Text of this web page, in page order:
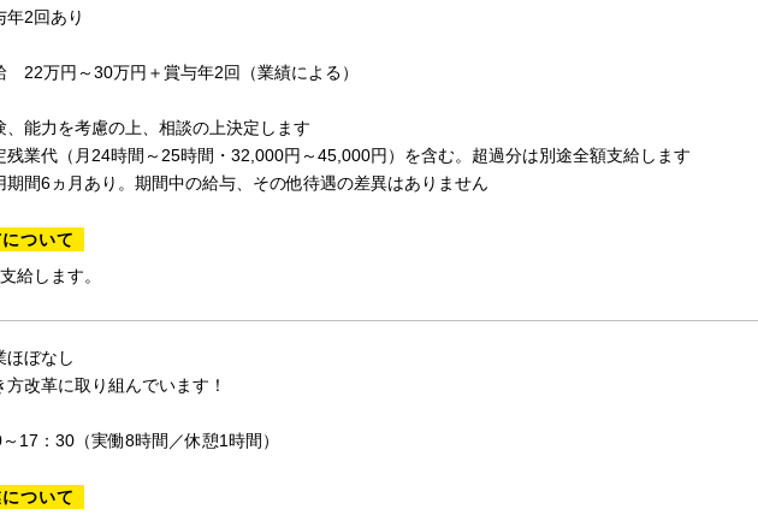
2回あり
22万円～30万円＋賞与年2回（業績による）
能力を考慮の上、相談の上決定します
業代（月24時間～25時間・32,000円～45,000円）を含む。超過分は別途全額支給します
間6ヵ月あり。期間中の給与、その他待遇の差異はありません
ついて
給します。
ぼなし
改革に取り組んでいます！
17：30（実働8時間／休憩1時間）
ついて